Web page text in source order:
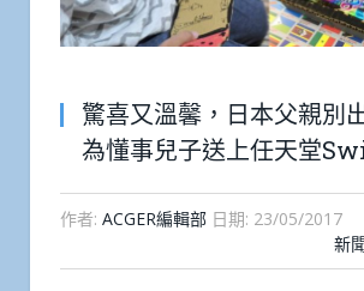
驚喜又溫馨，日本父親別
為懂事兒子送上任天堂
作者: ACGER編輯部 日期: 23/05/2017
新